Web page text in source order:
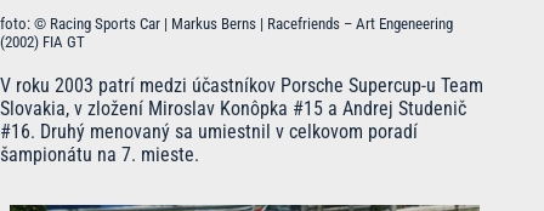
foto: © Racing Sports Car | Markus Berns | Racefriends – Art Engeneering
(2002) FIA GT
V roku 2003 patrí medzi účastníkov Porsche Supercup-u Team
Slovakia, v zložení Miroslav Konôpka #15 a Andrej Studenič
#16. Druhý menovaný sa umiestnil v celkovom poradí
šampionátu na 7. mieste.